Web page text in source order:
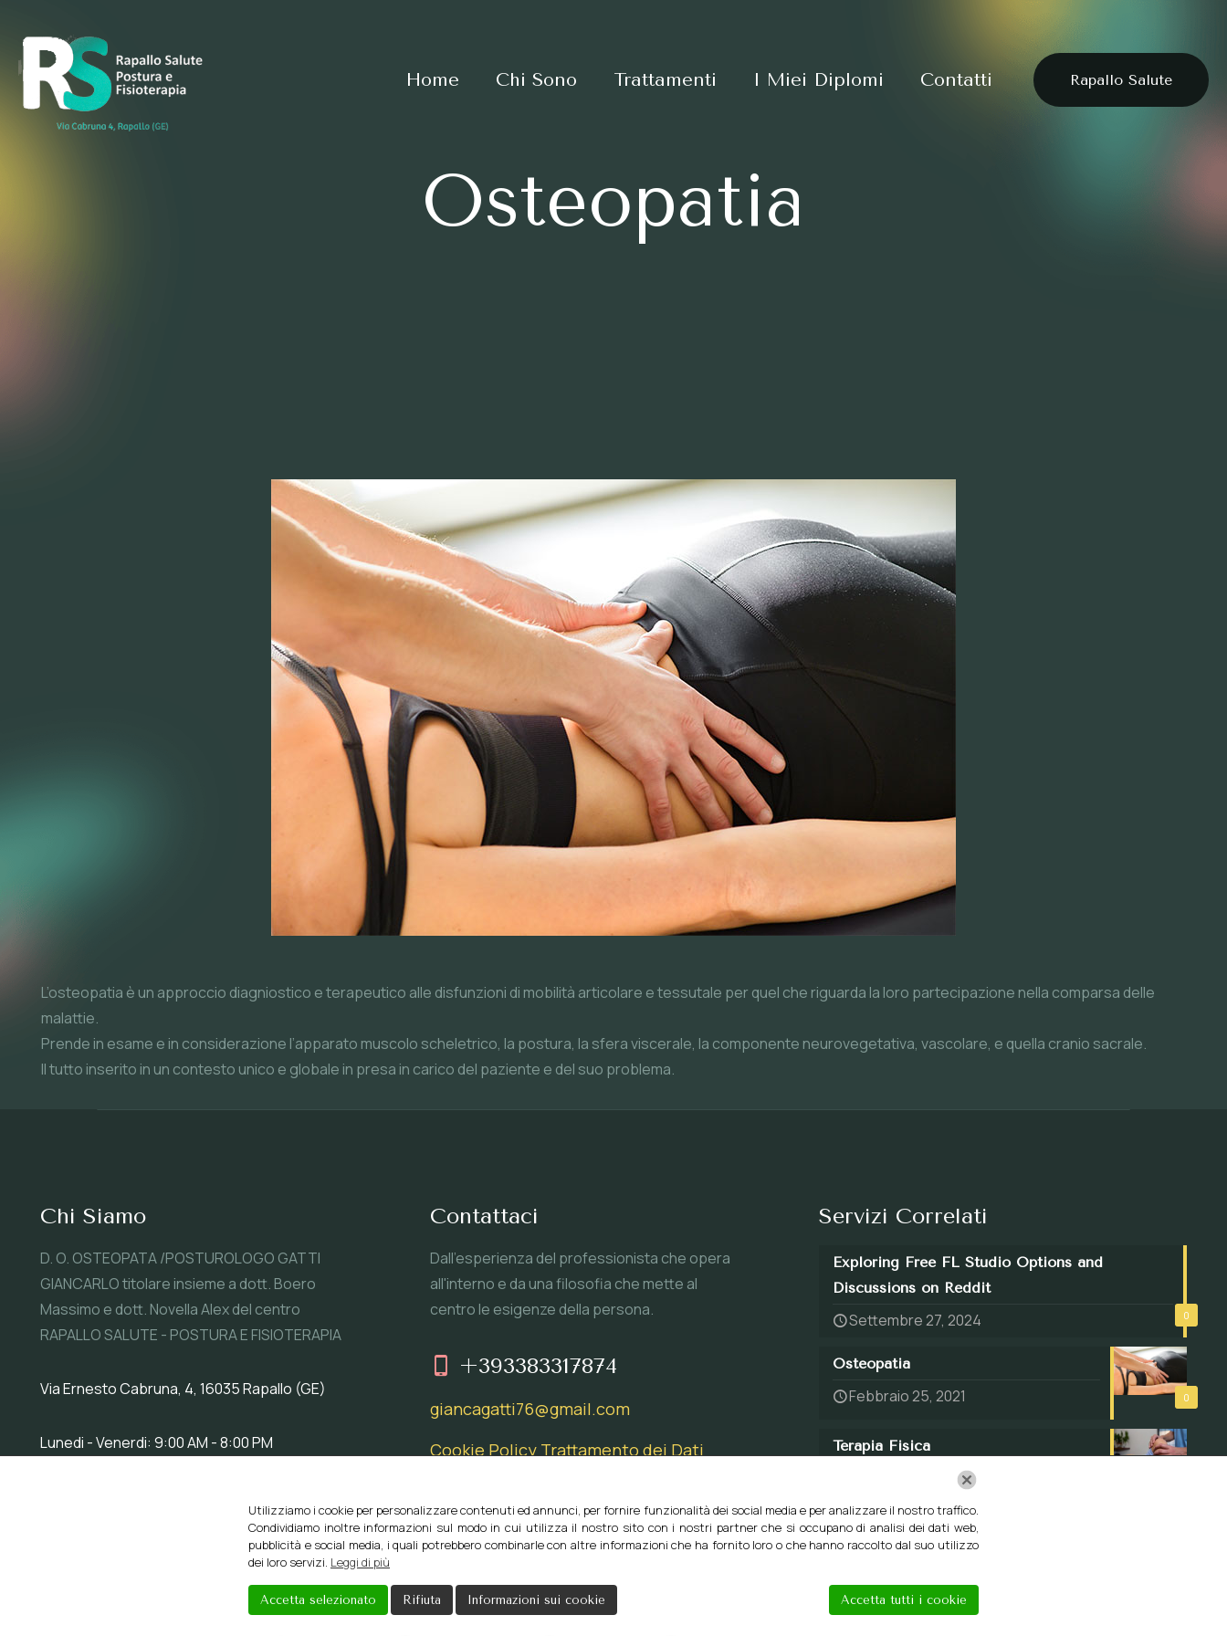
Home Chi Sono Trattamenti I Miei Diplomi Contatti Rapallo Salute
Osteopatia
L’osteopatia è un approccio diagniostico e terapeutico alle disfunzioni di mobilità articolare e tessutale per quel che riguarda la loro partecipazione nella comparsa delle
malattie.
Prende in esame e in considerazione l’apparato muscolo scheletrico, la postura, la sfera viscerale, la componente neurovegetativa, vascolare, e quella cranio sacrale.
Il tutto inserito in un contesto unico e globale in presa in carico del paziente e del suo problema.
Chi Siamo
D. O. OSTEOPATA /POSTUROLOGO GATTI
GIANCARLO titolare insieme a dott. Boero
Massimo e dott. Novella Alex del centro
RAPALLO SALUTE - POSTURA E FISIOTERAPIA
Via Ernesto Cabruna, 4, 16035 Rapallo (GE)
Lunedi - Venerdi: 9:00 AM - 8:00 PM
Contattaci
Dall'esperienza del professionista che opera
all'interno e da una filosofia che mette al
centro le esigenze della persona.
+393383317874
giancagatti76@gmail.com
Cookie Policy Trattamento dei Dati
Servizi Correlati
0
Exploring Free FL Studio Options and
Discussions on Reddit
Settembre 27, 2024
0
Osteopatia
Febbraio 25, 2021
Terapia Fisica
Febbraio 10, 2021
Utilizziamo i cookie per personalizzare contenuti ed annunci, per fornire funzionalità dei social media e per analizzare il nostro traffico.
Condividiamo inoltre informazioni sul modo in cui utilizza il nostro sito con i nostri partner che si occupano di analisi dei dati web,
pubblicità e social media, i quali potrebbero combinarle con altre informazioni che ha fornito loro o che hanno raccolto dal suo utilizzo
dei loro servizi. Leggi di più
Accetta selezionato Rifiuta Informazioni sui cookie Accetta tutti i cookie